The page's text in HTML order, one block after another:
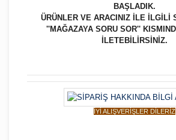
BAŞLADIK.
ÜRÜNLER VE ARACINIZ İLE İLGİLİ
''MAĞAZAYA SORU SOR''
İLETEBİLİRSİNİZ.
İYİ ALIŞVERİŞLER DİLERİZ